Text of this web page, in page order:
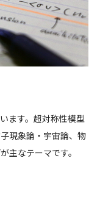
ます。超対称性模型
現象論・宇宙論、物
主なテーマです。